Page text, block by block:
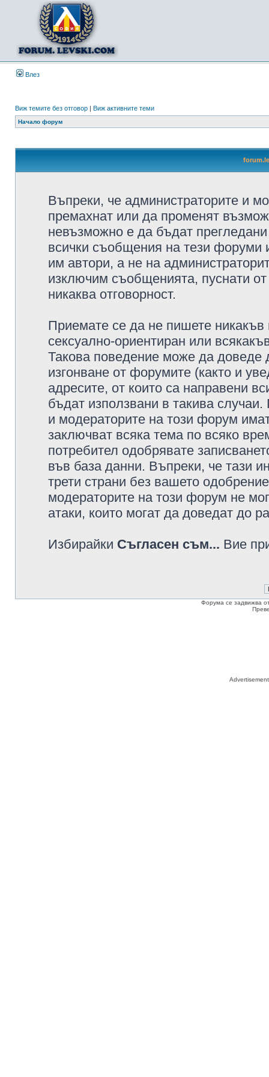
Влез
Виж темите без отговор | Виж активните теми
Начало форум
Въпреки, че администраторите и
премахнат или да променят
невъзможно е да бъдат
всички съобщения на тези форуми
им автори, а не на
изключим съобщенията, пуснати
никаква отговорност.
Приемате се да не пишете никакъв
сексуално-ориентиран или
Такова поведение може да доведе
изгонване от форумите (както и
адресите, от които са направени
бъдат използвани в такива
и модераторите на този форум
заключват всяка тема по всяко
потребител одобрявате
във база данни. Въпреки, че тази
трети страни без вашето
модераторите на този форум не
атаки, които могат да доведат до
Избирайки Съгласен съм... Вие
Форума се задвижва